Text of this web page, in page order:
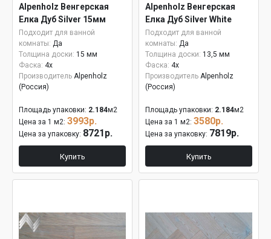
Alpenholz Венгерская
Елка Дуб Silver 15мм
Подходит для ванной
комнаты: Да
Толщина доски: 15 мм
Фаска: 4x
Производитель Alpenholz
(Россия)
Площадь упаковки: 2.184м2
Цена за 1 м2: 3993р.
Цена за упаковку: 8721р.
Купить
Alpenholz Венгерская
Елка Дуб Silver White
Подходит для ванной
комнаты: Да
Толщина доски: 13,5 мм
Фаска: 4x
Производитель Alpenholz
(Россия)
Площадь упаковки: 2.184м2
Цена за 1 м2: 3580р.
Цена за упаковку: 7819р.
Купить